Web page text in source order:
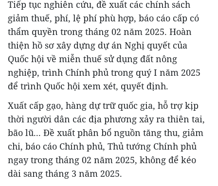
Tiếp tục nghiên cứu, đề xuất các chính sách
giảm thuế, phí, lệ phí phù hợp, báo cáo cấp có
thẩm quyền trong tháng 02 năm 2025. Hoàn
thiện hồ sơ xây dựng dự án Nghị quyết của
Quốc hội về miễn thuế sử dụng đất nông
nghiệp, trình Chính phủ trong quý I năm 2025
để trình Quốc hội xem xét, quyết định.
Xuất cấp gạo, hàng dự trữ quốc gia, hỗ trợ kịp
thời người dân các địa phương xảy ra thiên tai,
bão lũ... Đề xuất phân bổ nguồn tăng thu, giảm
chi, báo cáo Chính phủ, Thủ tướng Chính phủ
ngay trong tháng 02 năm 2025, không để kéo
dài sang tháng 3 năm 2025.